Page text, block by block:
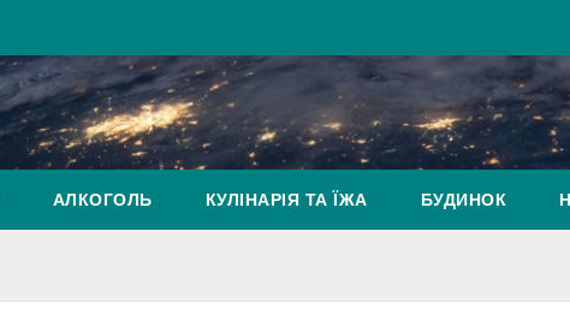
АЛКОГОЛЬ КУЛІНАРІЯ ТА ЇЖА БУДИНОК